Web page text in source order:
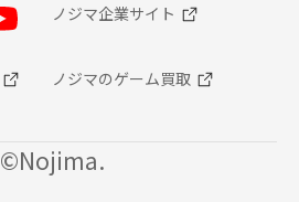
ノジマ企業サイト
ノジマのゲーム買取
©Nojima.